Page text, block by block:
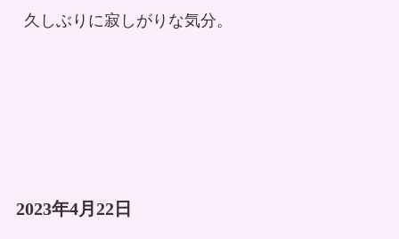
久しぶりに寂しがりな気分。
2023年4月22日